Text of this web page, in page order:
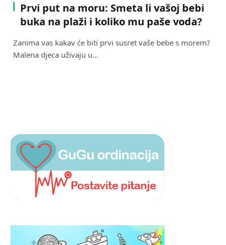
Prvi put na moru: Smeta li vašoj bebi
buka na plaži i koliko mu paše voda?
Zanima vas kakav će biti prvi susret vaše bebe s morem?
Malena djeca uživaju u…